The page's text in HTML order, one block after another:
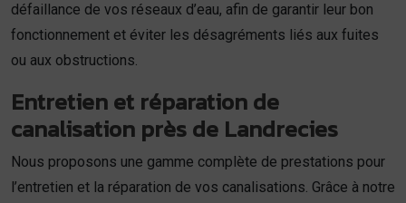
défaillance de vos réseaux d’eau, afin de garantir leur bon
fonctionnement et éviter les désagréments liés aux fuites
ou aux obstructions.
Entretien et réparation de
canalisation près de Landrecies
Nous proposons une gamme complète de prestations pour
l’entretien et la réparation de vos canalisations. Grâce à notre